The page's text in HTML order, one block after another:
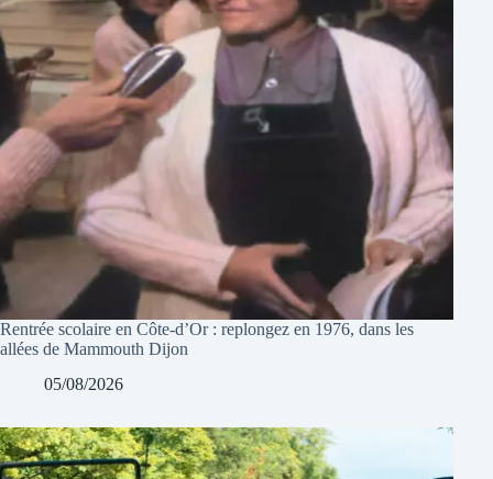
Rentrée scolaire en Côte-d’Or : replongez en 1976, dans les
allées de Mammouth Dijon
05/08/2026